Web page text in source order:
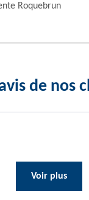
Roquebrun
de nos
Voir plus